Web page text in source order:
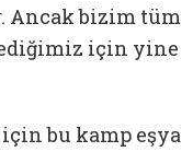
Ancak bizim tüm
için yine
bu kamp eşya